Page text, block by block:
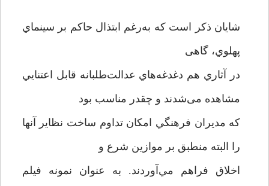
شایان ذکر است که به‌رغم ابتذال حاکم بر سينماي
پهلوي، گاهی
در آثاري هم دغدغه‌هاي عدالت‌طلبانه قابل اعتنايي
مشاهده می‌شدند و چقدر مناسب بود
كه مديران فرهنگي امكان تداوم ساخت نظاير آنها
را البته منطبق بر موازين شرع و
اخلاق فراهم مي‌آوردند. به عنوان نمونه فيلم